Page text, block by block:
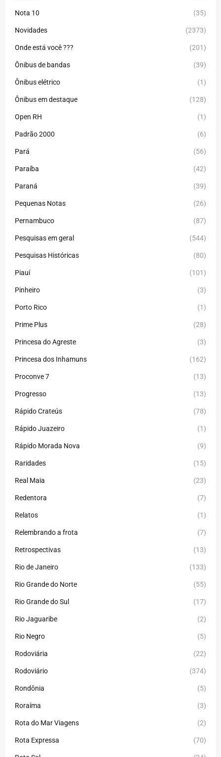
Nota 10 (35)
Novidades (2373)
Onde está você ??? (201)
Ônibus de bandas (39)
Ônibus elétrico (1)
Ônibus em destaque (128)
Open RH (1)
Padrão 2000 (6)
Pará (56)
Paraíba (42)
Paraná (39)
Pequenas Notas (26)
Pernambuco (87)
Pesquisas em geral (544)
Pesquisas Históricas (80)
Piauí (101)
Pinheiro (3)
Porto Rico (1)
Prime Plus (28)
Princesa do Agreste (3)
Princesa dos Inhamuns (162)
Proconve 7 (13)
Progresso (13)
Rápido Crateús (78)
Rápido Juazeiro (1)
Rápido Morada Nova (9)
Raridades (15)
Real Maia (23)
Redentora (7)
Relatos (1)
Relembrando a frota (7)
Retrospectivas (13)
Rio de Janeiro (133)
Rio Grande do Norte (55)
Rio Grande do Sul (17)
Rio Jaguaribe (2)
Rio Negro (5)
Rodoviária (22)
Rodoviário (374)
Rondônia (5)
Roraíma (3)
Rota do Mar Viagens (2)
Rota Expressa (70)